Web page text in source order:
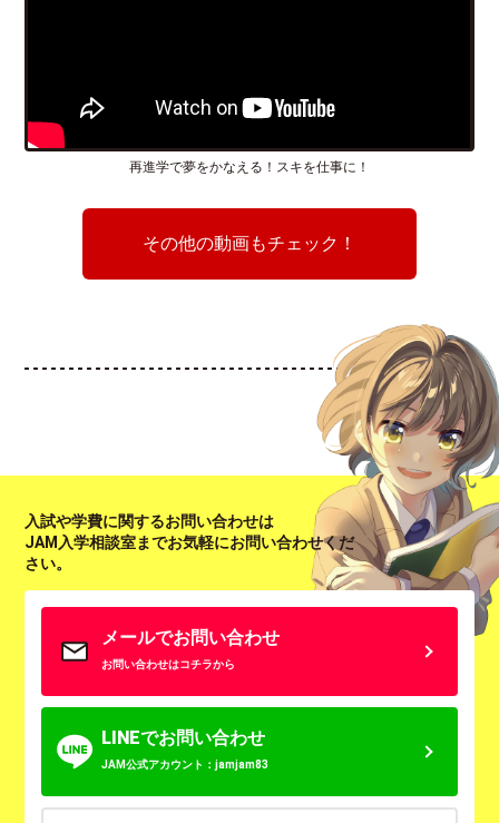
再進学で夢をかなえる！スキを仕事に！
その他の動画もチェック！
入試や学費に関するお問い合わせは
JAM入学相談室までお気軽にお問い合わせくだ
さい。
メールでお問い合わせ
お問い合わせはコチラから
LINEでお問い合わせ
JAM公式アカウント：jamjam83